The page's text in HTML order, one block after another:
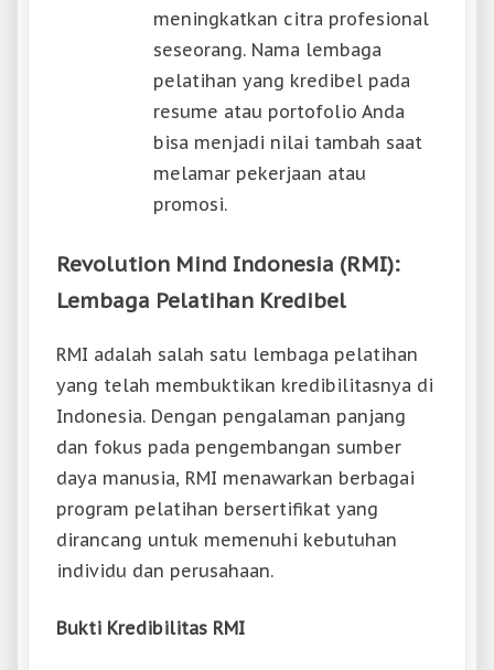
meningkatkan citra profesional
seseorang. Nama lembaga
pelatihan yang kredibel pada
resume atau portofolio Anda
bisa menjadi nilai tambah saat
melamar pekerjaan atau
promosi.
Revolution Mind Indonesia (RMI):
Lembaga Pelatihan Kredibel
RMI adalah salah satu lembaga pelatihan
yang telah membuktikan kredibilitasnya di
Indonesia. Dengan pengalaman panjang
dan fokus pada pengembangan sumber
daya manusia, RMI menawarkan berbagai
program pelatihan bersertifikat yang
dirancang untuk memenuhi kebutuhan
individu dan perusahaan.
Bukti Kredibilitas RMI